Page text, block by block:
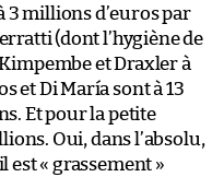
3 millions d’euros par
(dont l’hygiène de
et Draxler à
et Di María sont à 13
Et pour la petite
Oui, dans l’absolu,
est « grassement »